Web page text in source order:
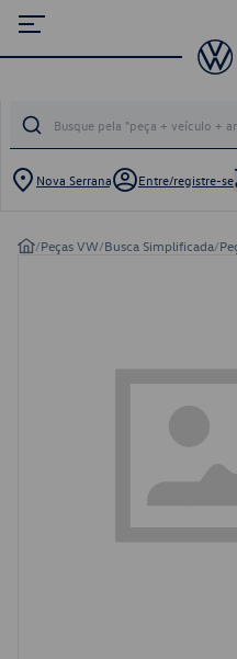
Nova Serrana Entre/registre-se
/Peças VW/Busca Simplificada/